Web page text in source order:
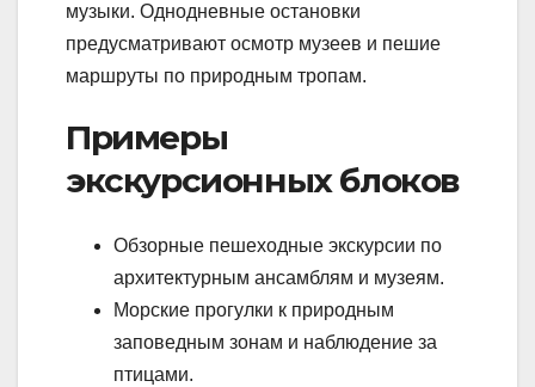
музыки. Однодневные остановки
предусматривают осмотр музеев и пешие
маршруты по природным тропам.
Примеры
экскурсионных блоков
Обзорные пешеходные экскурсии по
архитектурным ансамблям и музеям.
Морские прогулки к природным
заповедным зонам и наблюдение за
птицами.